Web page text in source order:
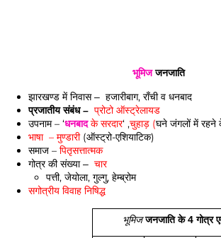
भूमिजजनजाति
झारखण्ड में निवास – हजारीबाग, राँची व धनबाद
प्रजातीय संबंध – प्रोटो ऑस्ट्रेलायड
उपनाम – ‘धनबादके सरदार‘ ,चुहाड़ (घने जंगलों में रहने
भाषा – मुण्डारी(ऑस्ट्रो-एशियाटिक)
समाज – पितृसत्तात्मक
गोत्र की संख्या – चार
पत्ती, जेयोला, गुल्गु, हेम्ब्रोम
सगोत्रीय विवाह निषिद्ध
भूमिजजनजाति के 4 गोत्र